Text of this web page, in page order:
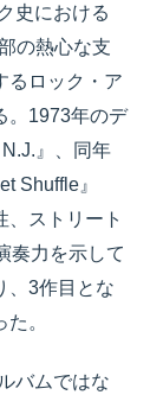
史における
の熱心な支
るロック・ア
。1973年のデ
』、同年
Shuffle』
、ストリート
奏力を示して
、3作目とな
。
バムではな